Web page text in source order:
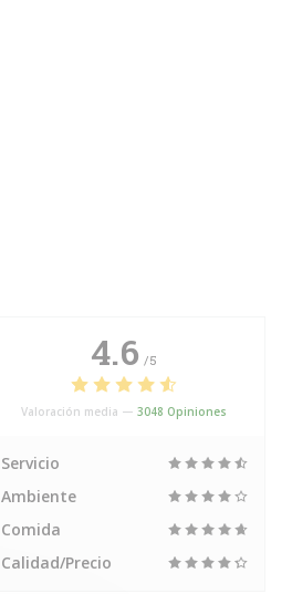
4.6 /5
Valoración media —3048 Opiniones
Servicio
Ambiente
Comida
Calidad/Precio